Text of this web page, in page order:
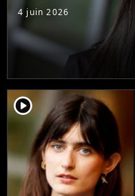
4 juin 2026
player2